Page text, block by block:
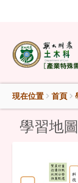
區
現在位置 首頁
學習地